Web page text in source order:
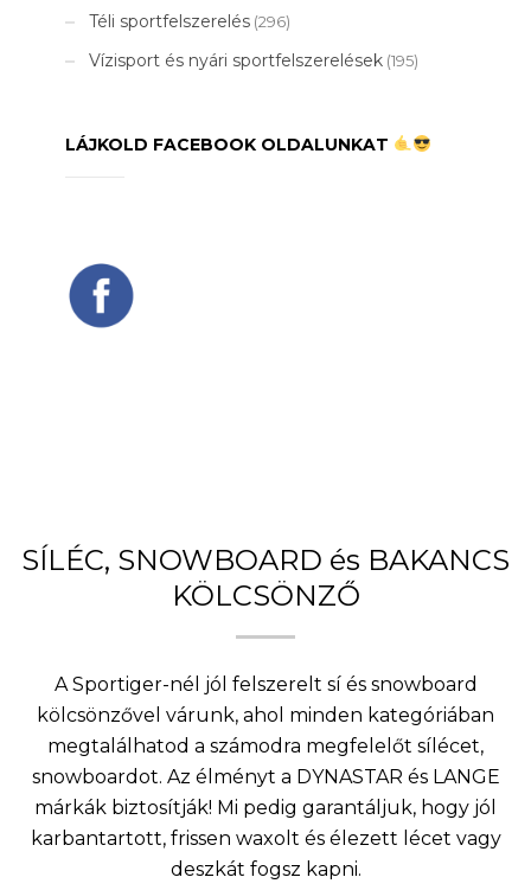
Téli sportfelszerelés (296)
Vízisport és nyári sportfelszerelések (195)
LÁJKOLD FACEBOOK OLDALUNKAT
SÍLÉC, SNOWBOARD és BAKANCS
KÖLCSÖNZŐ
A Sportiger-nél jól felszerelt sí és snowboard
kölcsönzővel várunk, ahol minden kategóriában
megtalálhatod a számodra megfelelőt sílécet,
snowboardot. Az élményt a DYNASTAR és LANGE
márkák biztosítják! Mi pedig garantáljuk, hogy jól
karbantartott, frissen waxolt és élezett lécet vagy
deszkát fogsz kapni.